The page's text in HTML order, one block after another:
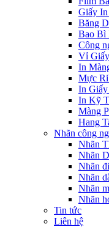
Giấy
Băng
Bao Bì
Công
Vỉ
In
Mực
In Giấy
In Kỹ
Màng
Hang
Nhãn công
Nhãn
Nhãn
Nhãn
Nhãn
Nhãn
Nhãn
Tin tức
Liên hệ